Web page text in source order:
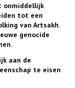
onmiddellijk
tot een
van Artsakh.
genocide
aan de
te eisen